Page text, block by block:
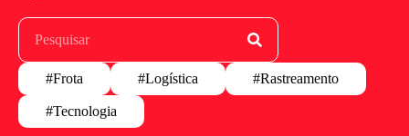
#Frota #Logística #Rastreamento
#Tecnologia